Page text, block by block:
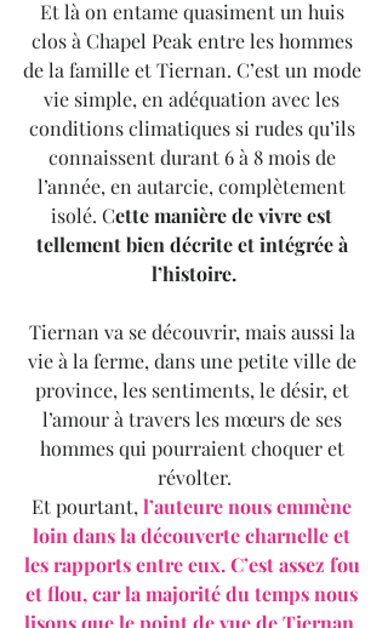
Et là on entame quasiment un huis
clos à Chapel Peak entre les hommes
de la famille et Tiernan. C’est un mode
vie simple, en adéquation avec les
conditions climatiques si rudes qu’ils
connaissent durant 6 à 8 mois de
l’année, en autarcie, complètement
isolé. Cette manière de vivre est
tellement bien décrite et intégrée à
l’histoire.
Tiernan va se découvrir, mais aussi la
vie à la ferme, dans une petite ville de
province, les sentiments, le désir, et
l’amour à travers les mœurs de ses
hommes qui pourraient choquer et
révolter.
Et pourtant, l’auteure nous emmène
loin dans la découverte charnelle et
les rapports entre eux. C’est assez fou
et flou, car la majorité du temps nous
lisons que le point de vue de Tiernan,